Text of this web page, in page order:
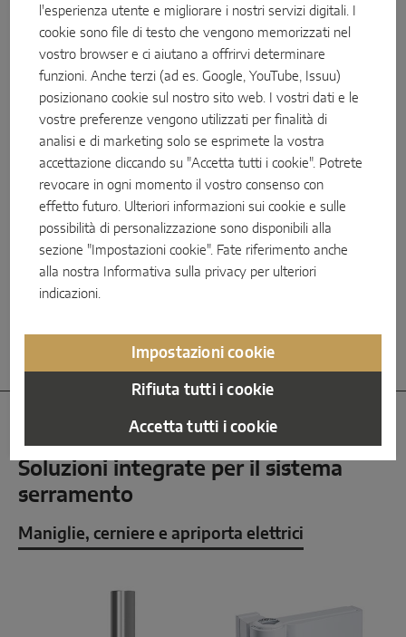
MACO Protect S-AF
Specifica per il mercato francese: laMACO
Protect S-AFblocca automaticamente la porta
durante la chiusura, senza dover azionare la
maniglia. In tal modo tutti gli elementi di chiusura
vengono estesi. La porta può essere aperta
dall’esterno e dall’interno tramite la maniglia
finché non viene bloccata con la chiave.
Soluzioni integrate per il sistema
serramento
Maniglie, cerniere e apriporta elettrici
l'esperienza utente e migliorare i nostri servizi digitali. I
cookie sono file di testo che vengono memorizzati nel
vostro browser e ci aiutano a offrirvi determinare
funzioni. Anche terzi (ad es. Google, YouTube, Issuu)
posizionano cookie sul nostro sito web. I vostri dati e le
vostre preferenze vengono utilizzati per finalità di
analisi e di marketing solo se esprimete la vostra
accettazione cliccando su "Accetta tutti i cookie". Potrete
revocare in ogni momento il vostro consenso con
effetto futuro. Ulteriori informazioni sui cookie e sulle
possibilità di personalizzazione sono disponibili alla
sezione "Impostazioni cookie". Fate riferimento anche
alla nostra
Informativa sulla privacy per ulteriori
indicazioni.
Impostazioni cookie
Rifiuta tutti i cookie
Accetta tutti i cookie